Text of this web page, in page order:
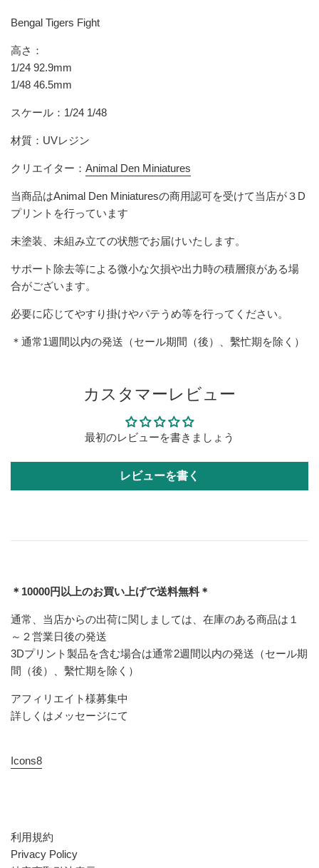
Bengal Tigers Fight
高さ：
1/24 92.9mm
1/48 46.5mm
スケール：1/24 1/48
材質：UVレジン
クリエイター： Animal Den Miniatures
当商品はAnimal Den Miniaturesの商用認可を受けて当店が３D
プリントを行っています
未塗装、未組み立ての状態でお届けいたします。
サポート除去等による微小な欠損や出力時の積層痕がある場
合がございます。
必要に応じてやすり掛けやパテうめ等を行ってください。
＊通常1週間以内の発送（セール期間（後）、繫忙期を除く）
カスタマーレビュー
最初のレビューを書きましょう
レビューを書く
＊10000円以上のお買い上げで送料無料＊
通常、当店からの出荷に関しましては、在庫のある商品は１
～２営業日後の発送
3Dプリント製品を含む場合は通常2週間以内の発送（セール期
間（後）、繫忙期を除く）
アフィリエイト様募集中
詳しくはメッセージにて
Icons8
利用規約
Privacy Policy